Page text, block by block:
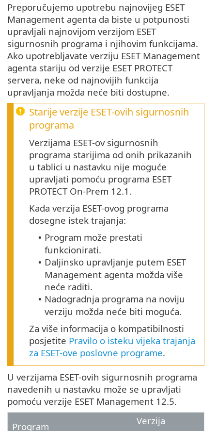
Preporučujemo upotrebu najnovijeg ESET
Management agenta da biste u potpunosti
upravljali najnovijom verzijom ESET
sigurnosnih programa i njihovim funkcijama.
Ako upotrebljavate verziju ESET Management
agenta stariju od verzije ESET PROTECT
servera, neke od najnovijih funkcija
upravljanja možda neće biti dostupne.
Starije verzije ESET-ovih sigurnosnih
programa
Verzijama ESET-ov sigurnosnih
programa starijima od onih prikazanih
u tablici u nastavku nije moguće
upravljati pomoću programa ESET
PROTECT On-Prem 12.1.
Kada verzija ESET-ovog programa
dosegne istek trajanja:
• Program može prestati
funkcionirati.
• Daljinsko upravljanje putem ESET
Management agenta možda više
neće raditi.
• Nadogradnja programa na noviju
verziju možda neće biti moguća.
Za više informacija o kompatibilnosti
posjetite Pravilo o isteku vijeka trajanja
za ESET-ove poslovne programe.
U verzijama ESET-ovih sigurnosnih programa
navedenih u nastavku može se upravljati
pomoću verzije ESET Management 12.5.
Program
Verzija